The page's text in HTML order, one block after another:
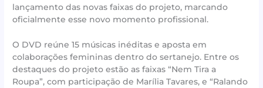
lançamento das novas faixas do projeto, marcando
oficialmente esse novo momento profissional.
O DVD reúne 15 músicas inéditas e aposta em
colaborações femininas dentro do sertanejo. Entre os
destaques do projeto estão as faixas “Nem Tira a
Roupa”, com participação de Marília Tavares, e “Ralando